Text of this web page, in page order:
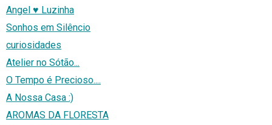
Angel ♥ Luzinha
Sonhos em Silêncio
curiosidades
Atelier no Sótão...
O Tempo é Precioso....
A Nossa Casa :)
AROMAS DA FLORESTA